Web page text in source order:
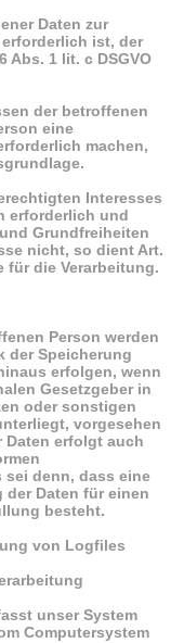
Daten zur
ist, der
Abs. 1 lit. c DSGVO
der betroffenen
eine
machen,
Interesses
erforderlich und
Grundfreiheiten
nicht, so dient Art.
für die Verarbeitung.
Person werden
der Speicherung
erfolgen, wenn
Gesetzgeber in
oder sonstigen
vorgesehen
Daten erfolgt auch
denn, dass eine
Daten für einen
besteht.
von Logfiles
unser System
Computersystem